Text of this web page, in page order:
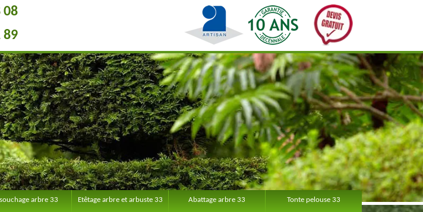
08
89
arbre 33 Etêtage arbre et arbuste 33 Abattage arbre 33 Tonte pelouse 33